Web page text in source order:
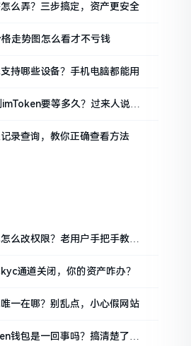
么弄？三步搞定，资产更安全
走势图怎么看才不亏钱
持哪些设备？手机电脑都能用
要等多久？过来人说说
录查询，教你正确查看方法
么改权限？老用户手把手教你
通道关闭，你的资产咋办？
一在哪？别乱点，小心假网站
钱包是一回事吗？搞清楚了再